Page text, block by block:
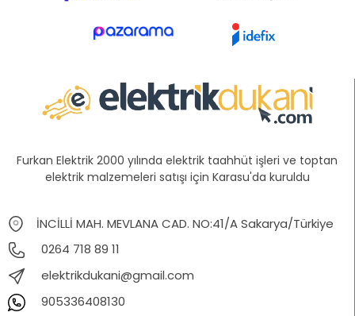
Furkan Elektrik 2000 yılında elektrik taahhüt işleri ve toptan
elektrik malzemeleri satışı için Karasu'da kuruldu
İNCİLLİ MAH. MEVLANA CAD. NO:41/A Sakarya/Türkiye
0264 718 89 11
elektrikdukani@gmail.com
905336408130